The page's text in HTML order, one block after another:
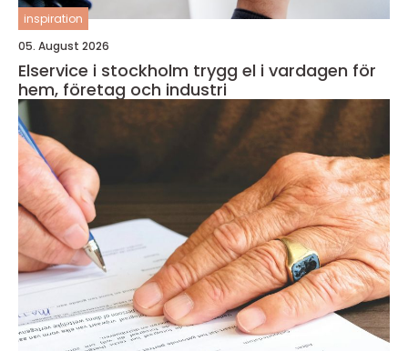
inspiration
05. August 2026
Elservice i stockholm trygg el i vardagen för
hem, företag och industri